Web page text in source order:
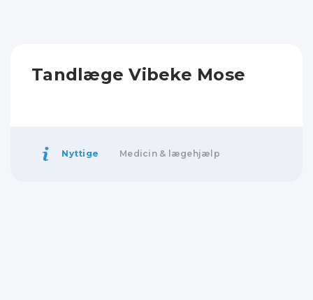
Tandlæge Vibeke Mose
Nyttige Medicin & lægehjælp